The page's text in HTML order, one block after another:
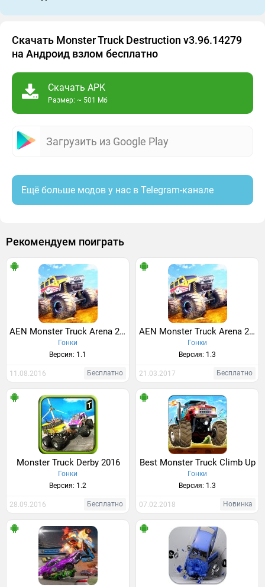
Скачать Monster Truck Destruction v3.96.14279
на Андроид взлом бесплатно
Скачать APK
Размер: ~ 501 Мб
Загрузить из Google Play
Ещё больше модов у нас в Telegram-канале
Рекомендуем поиграть
AEN Monster Truck Arena 2017
Гонки
Версия: 1.1
11.08.2016 Бесплатно
AEN Monster Truck Arena 2017
Гонки
Версия: 1.3
21.03.2017 Бесплатно
Monster Truck Derby 2016
Гонки
Версия: 1.2
28.09.2016 Бесплатно
Best Monster Truck Climb Up
Гонки
Версия: 1.3
07.02.2018 Новинка